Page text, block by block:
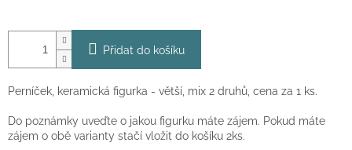
Přidat do košíku
Perníček, keramická figurka - větší, mix 2 druhů, cena za 1 ks.
Do poznámky uveďte o jakou figurku máte zájem. Pokud máte
zájem o obě varianty stačí vložit do košíku 2ks.